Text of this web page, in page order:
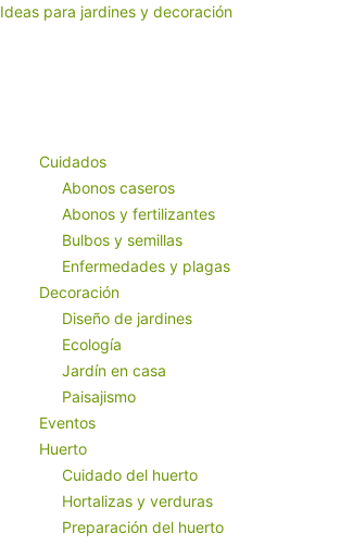
Ideas para jardines y decoración
Cuidados
Abonos caseros
Abonos y fertilizantes
Bulbos y semillas
Enfermedades y plagas
Decoración
Diseño de jardines
Ecología
Jardín en casa
Paisajismo
Eventos
Huerto
Cuidado del huerto
Hortalizas y verduras
Preparación del huerto
Mamparas de baño:
y funcionalidad para tu
espacio
Oct 9, 2023